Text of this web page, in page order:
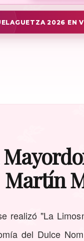
2026 EN
Martín
realizó "La
del Dulce